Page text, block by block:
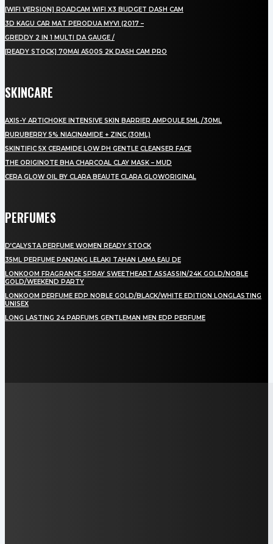
[WIFI VERSION] ROADCAM WIFI X3 BUDGET DASH CAM
3D KAGU CAR MAT PERODUA MYVI (2017 –
GREDDY 2 IN 1 MULTI DA GAUGE /
[READY STOCK] 70MAI A500S 2K DASH CAM PRO
SKINCARE
AXIS-Y ARTICHOKE INTENSIVE SKIN BARRIER AMPOULE 5ML /30ML
RURUBERRY 5% NIACINAMIDE + ZINC (30ML)
SKINTIFIC 5X CERAMIDE LOW PH GENTLE CLEANSER FACE
THE ORIGINOTE BHA CHARCOAL CLAY MASK – MUD
CERA GLOW OIL BY CLARA BEAUTE CLARA GLOWORIGINAL
PERFUMES
D’CALYSTA PERFUME WOMEN READY STOCK
35ML PERFUME PANJANG LELAKI TAHAN LAMA EAU DE
LONKOOM FRAGRANCE SPRAY SWEETHEART ASSASSIN/24K GOLD/NOBLE
GOLD/WEEKEND PARTY
LONKOOM PERFUME EDP NOBLE GOLD/BLACK/WHITE EDITION LONGLASTING
UNISEX
LONG LASTING 24 PARFUMS GENTLEMAN MEN EDP PERFUME